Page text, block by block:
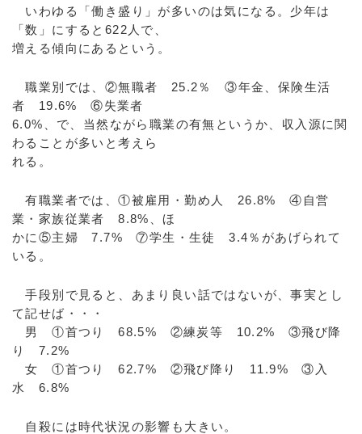
いわゆる「働き盛り」が多いのは気になる。少年は
「数」にすると622人で、
増える傾向にあるという。
職業別では、②無職者 25.2％ ③年金、保険生活
者 19.6% ⑥失業者
6.0%、で、当然ながら職業の有無というか、収入源に関
わることが多いと考えら
れる。
有職業者では、①被雇用・勤め人 26.8% ④自営
業・家族従業者 8.8%、ほ
かに⑤主婦 7.7% ⑦学生・生徒 3.4％があげられて
いる。
手段別で見ると、あまり良い話ではないが、事実とし
て記せば・・・
男 ①首つり 68.5% ②練炭等 10.2% ③飛び降
り 7.2%
女 ①首つり 62.7% ②飛び降り 11.9% ③入
水 6.8%
自殺には時代状況の影響も大きい。